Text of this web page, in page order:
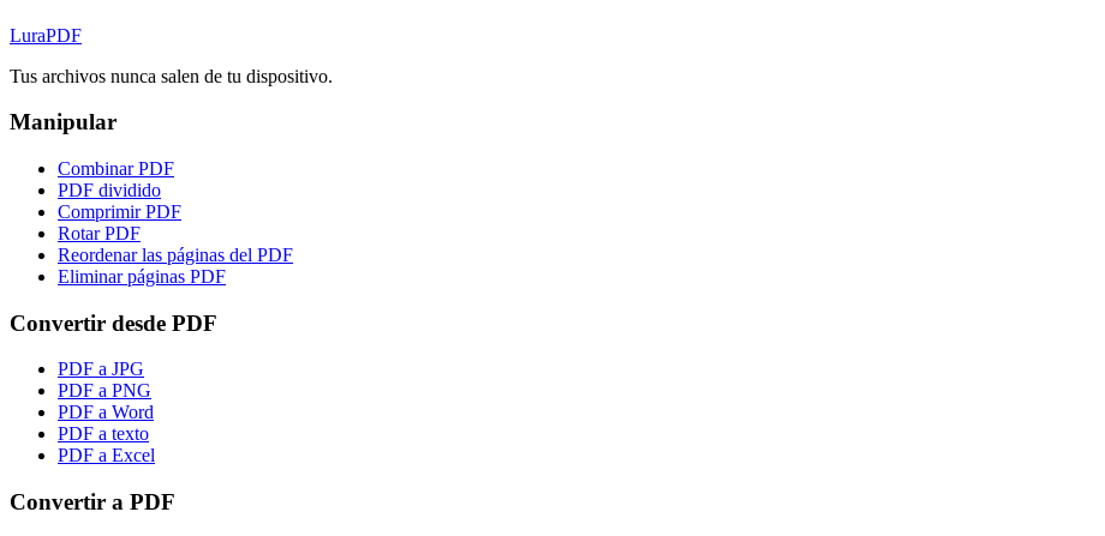
LuraPDF
Tus archivos nunca salen de tu dispositivo.
Manipular
Combinar PDF
PDF dividido
Comprimir PDF
Rotar PDF
Reordenar las páginas del PDF
Eliminar páginas PDF
Convertir desde PDF
PDF a JPG
PDF a PNG
PDF a Word
PDF a texto
PDF a Excel
Convertir a PDF